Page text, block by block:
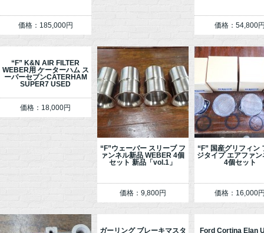
価格：185,000円 価格：54,800
“F” K&N AIR FILTER
WEBER用 ケーターハム ス
ーパーセブンCATERHAM
SUPER7 USED
価格：18,000円
“F”ウェーバー スリーブ フ
ァンネル新品 WEBER 4個
セット 新品「vol.1」
価格：9,800円
“F” 国産グリフィン
ジタイプ エアファ
4個セット
価格：16,000
ガーリング ブレーキマスタ Ford Cortina Elan